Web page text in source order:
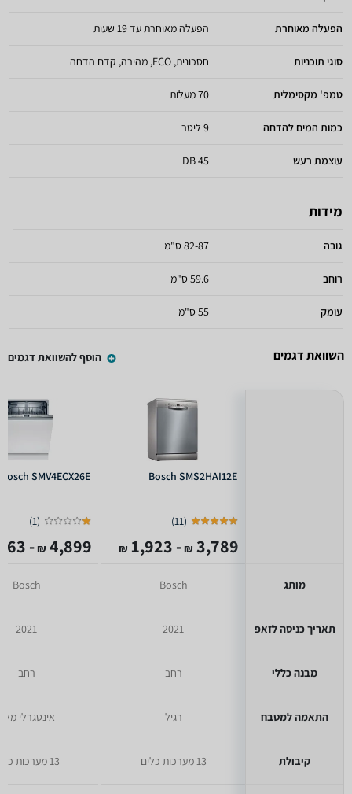
הפעלה מאוחרת הפעלה מאוחרת עד 19 שעות
סוגי תוכניות חסכונית, ECO, מהירה, קדם הדחה
טמפ' מקסימלית 70 מעלות
כמות המים להדחה 9 ליטר
עוצמת רעש 45 DB
מידות
גובה 82-87 ס"מ
רוחב 59.6 ס"מ
עומק 55 ס"מ
השוואת דגמים הוסף להשוואת דגמים
מותג
תאריך כניסה לזאפ
מבנה כללי
התאמה למטבח
קיבולת
Bosch SMS2HAI12E
(
11
)
3,789
₪
- 1,923
₪
Bosch
2021
רחב
רגיל
13 מערכות כלים
Bosch SMV4ECX26E
(
1
)
4,899
₪
- 2,263
Bosch
2021
רחב
אינטגרלי
13 מערכות כלים